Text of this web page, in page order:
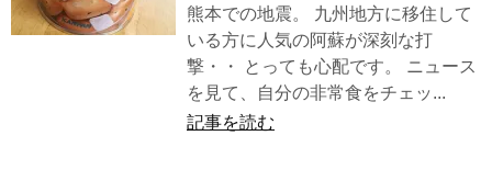
熊本での地震。 九州地方に移住して
いる方に人気の阿蘇が深刻な打
撃・・ とっても心配です。 ニュース
を見て、自分の非常食をチェッ...
記事を読む